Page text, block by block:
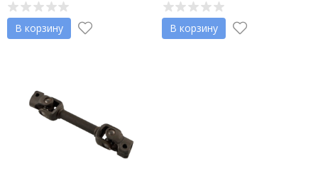
В корзину В корзину